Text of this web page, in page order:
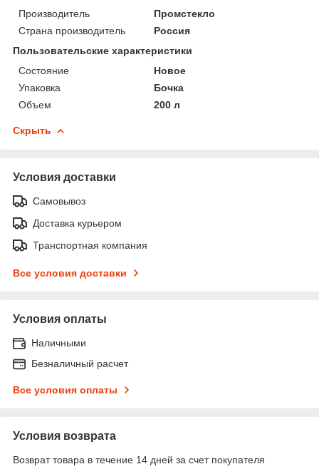
Производитель
Промстекло
Страна производитель
Россия
Пользовательские характеристики
Состояние
Новое
Упаковка
Бочка
Объем
200 л
Скрыть
Условия доставки
Самовывоз
Доставка курьером
Транспортная компания
Все условия доставки
Условия оплаты
Наличными
Безналичный расчет
Все условия оплаты
Условия возврата
Возврат товара в течение 14 дней за счет покупателя